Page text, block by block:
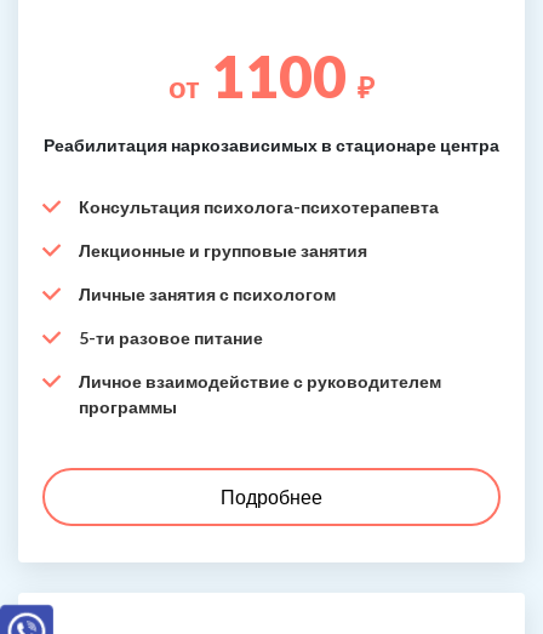
от 1100 ₽
Реабилитация наркозависимых в стационаре центра
Консультация психолога-психотерапевта
Лекционные и групповые занятия
Личные занятия с психологом
5-ти разовое питание
Личное взаимодействие с руководителем
программы
Подробнее